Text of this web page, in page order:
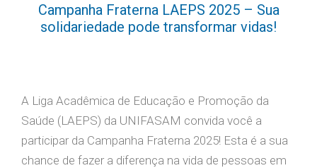
Campanha Fraterna LAEPS 2025 – Sua
solidariedade pode transformar vidas!
A Liga Acadêmica de Educação e Promoção da
Saúde (LAEPS) da UNIFASAM convida você a
participar da Campanha Fraterna 2025! Esta é a sua
chance de fazer a diferença na vida de pessoas em